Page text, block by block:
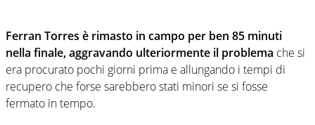
Ferran Torres è rimasto in campo per ben 85 minuti
nella finale, aggravando ulteriormente il problema che si
era procurato pochi giorni prima e allungando i tempi di
recupero che forse sarebbero stati minori se si fosse
fermato in tempo.